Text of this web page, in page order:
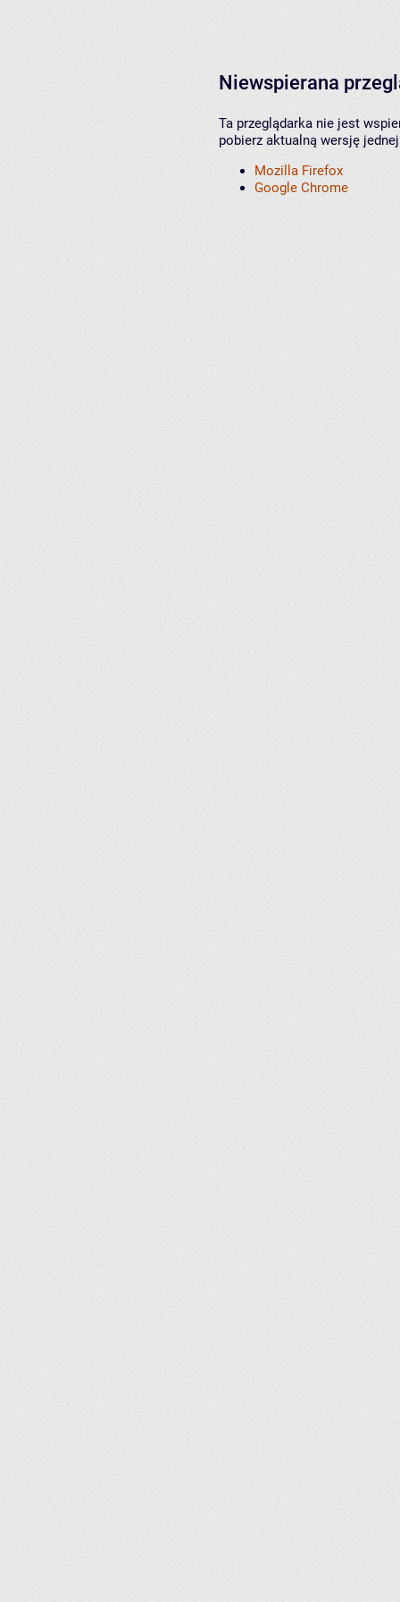
Niewspierana
Ta przeglądarka nie jest
pobierz aktualną wersję
Mozilla Firefox
Google Chrome